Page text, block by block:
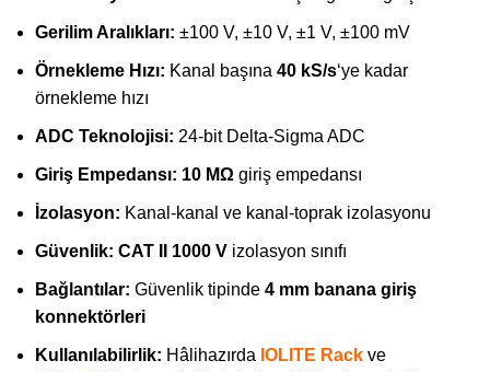
Gerilim Aralıkları: ±100 V, ±10 V, ±1 V, ±100 mV
Örnekleme Hızı: Kanal başına 40 kS/s‘ye kadar
örnekleme hızı
ADC Teknolojisi: 24-bit Delta-Sigma ADC
Giriş Empedansı: 10 MΩ giriş empedansı
İzolasyon: Kanal-kanal ve kanal-toprak izolasyonu
Güvenlik: CAT II 1000 V izolasyon sınıfı
Bağlantılar: Güvenlik tipinde 4 mm banana giriş
konnektörleri
Kullanılabilirlik: Hâlihazırda IOLITE Rack ve